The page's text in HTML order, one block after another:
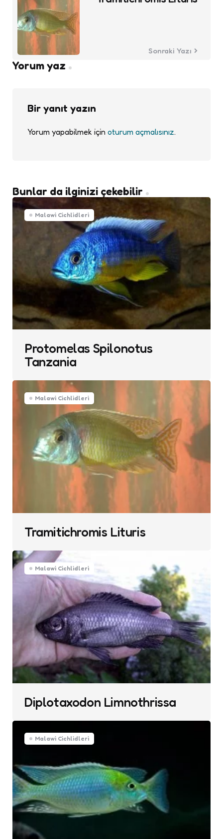
Sonraki Yazı
Yorum yaz
Bir yanıt yazın
Yorum yapabilmek için oturum açmalısınız.
Bunlar da ilginizi çekebilir
Malawi Cichlidleri
Protomelas Spilonotus
Tanzania
Malawi Cichlidleri
Tramitichromis Lituris
Malawi Cichlidleri
Diplotaxodon Limnothrissa
Malawi Cichlidleri